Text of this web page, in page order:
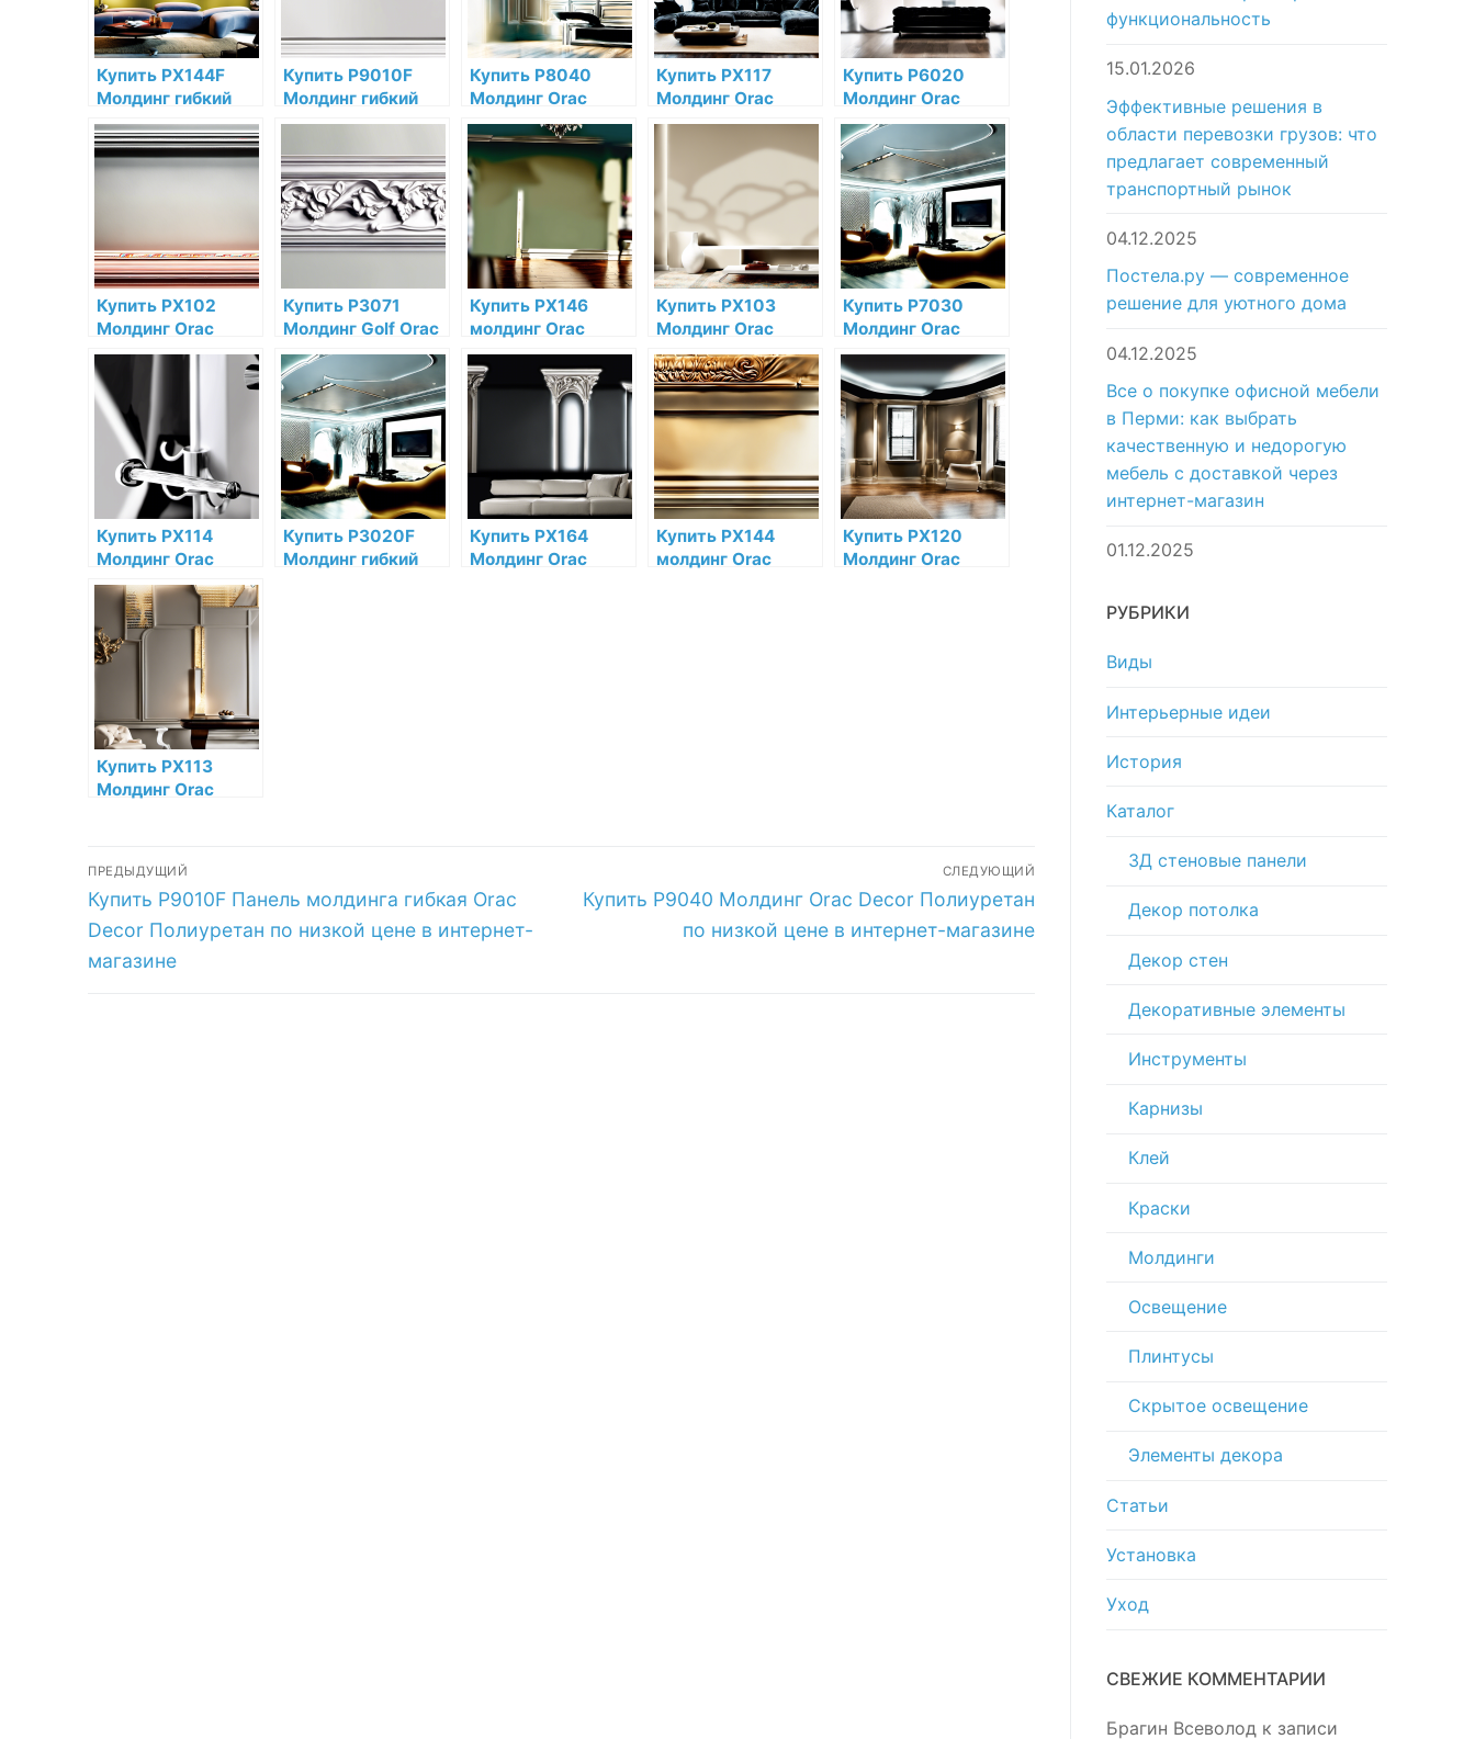
Купить PX144F
Молдинг гибкий
Orac Decor
Полиуретан по
низкой цене в
Купить P9010F
Молдинг гибкий
Orac Decor
Decor по низкой
цене в интернет-
магазине
Купить P8040
Молдинг Orac
Decor Полиуретан
по низкой цене в
интернет-
магазине
Купить PX117
Молдинг Orac
Decor
Дюрополимер по
низкой цене в
интернет-
магазине
Купить P6020
Молдинг Orac
Decor Полиуретан
по низкой цене в
интернет-
магазине
Купить PX102
Молдинг Orac
Decor
Дюрополимер
Orac Decor по
низкой цене в
интернет-
магазине
Купить P3071
Молдинг Golf Orac
Decor Полиуретан
по низкой цене в
интернет-
магазине
Купить PX146
молдинг Orac
Decor
Дюрополимер по
низкой цене в
Купить PX103
Молдинг Orac
Decor
Дюрополимер по
низкой цене в
интернет-
Купить P7030
Молдинг Orac
Decor Полиуретан
по низкой цене в
интернет-
магазине
Купить PX114
Молдинг Orac
Decor
Дюрополимер по
низкой цене в
интернет-
Купить P3020F
Молдинг гибкий
Купить PX164
Молдинг Orac
Купить PX144
молдинг Orac
Купить PX120
Молдинг Orac
Купить PX113
Молдинг Orac
низкой цене в
интернет-
магазине
Навигация
по
записям
ПРЕДЫДУЩИЙ
Предыдущая
запись:
Купить P9010F Панель молдинга гибкая Orac
Decor Полиуретан по низкой цене в интернет-
магазине
СЛЕДУЮЩИЙ
Следующая
Купить P9040 Молдинг Orac Decor Полиуретан
по низкой цене в интернет-магазине
функциональность
15.01.2026
Эффективные решения в
области перевозки грузов: что
предлагает современный
транспортный рынок
04.12.2025
Постела.ру — современное
решение для уютного дома
04.12.2025
Все о покупке офисной мебели
в Перми: как выбрать
качественную и недорогую
мебель с доставкой через
интернет-магазин
01.12.2025
РУБРИКИ
Виды
Интерьерные идеи
История
Каталог
3Д стеновые панели
Декор потолка
Декор стен
Декоративные элементы
Инструменты
Карнизы
Клей
Краски
Молдинги
Освещение
Плинтусы
Скрытое освещение
Элементы декора
Статьи
Установка
Уход
СВЕЖИЕ КОММЕНТАРИИ
Брагин Всеволод к записи